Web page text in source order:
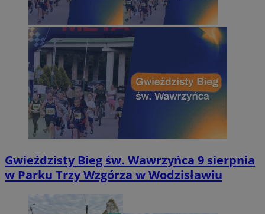
Gwieździsty Bieg św. Wawrzyńca 9 sierpnia
w Parku Trzy Wzgórza w Wodzisławiu